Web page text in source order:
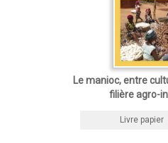
Le manioc, entre
filière agro-
Livre papier